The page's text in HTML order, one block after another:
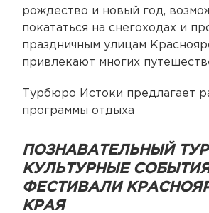
рождество и новый год,
покататься на снегоходах и
праздничным улицам
привлекают многих
Турбюро Истоки предлагает
программы отдыха
ПОЗНАВАТЕЛЬНЫЙ
КУЛЬТУРНЫЕ
ФЕСТИВАЛИ
КРАЯ